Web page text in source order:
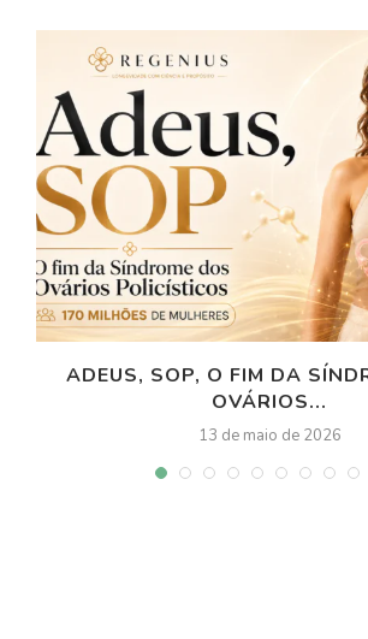
ADEUS, SOP, O FIM DA
OVÁRIOS...
13 de maio de 2026